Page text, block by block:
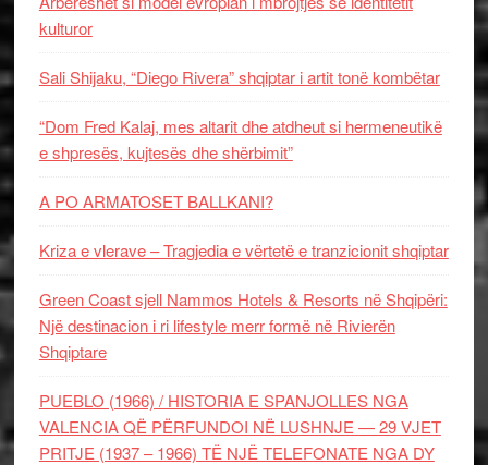
kulturor
Sali Shijaku, “Diego Rivera” shqiptar i artit tonë kombëtar
“Dom Fred Kalaj, mes altarit dhe atdheut si hermeneutikë
e shpresës, kujtesës dhe shërbimit”
A PO ARMATOSET BALLKANI?
Kriza e vlerave – Tragjedia e vërtetë e tranzicionit shqiptar
Green Coast sjell Nammos Hotels & Resorts në Shqipëri:
Një destinacion i ri lifestyle merr formë në Rivierën
Shqiptare
PUEBLO (1966) / HISTORIA E SPANJOLLES NGA
VALENCIA QË PËRFUNDOI NË LUSHNJE — 29 VJET
PRITJE (1937 – 1966) TË NJË TELEFONATE NGA DY